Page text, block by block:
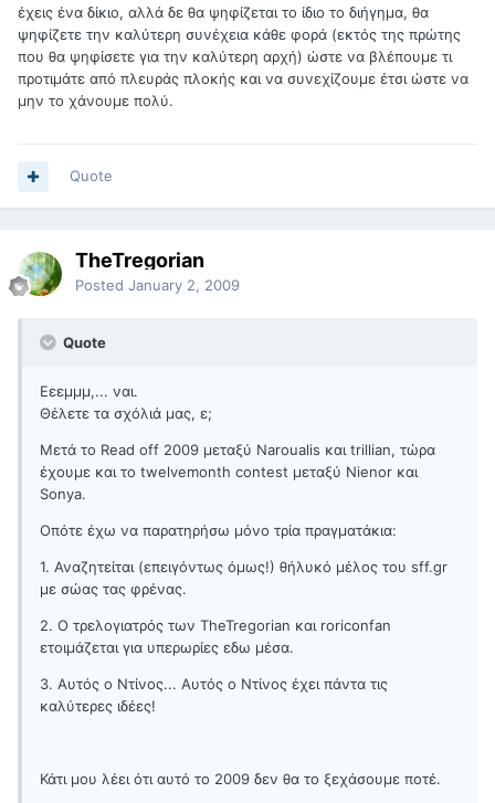
έχεις ένα δίκιο, αλλά δε θα ψηφίζεται το ίδιο το διήγημα, θα
ψηφίζετε την καλύτερη συνέχεια κάθε φορά (εκτός της πρώτης
που θα ψηφίσετε για την καλύτερη αρχή) ώστε να βλέπουμε τι
προτιμάτε από πλευράς πλοκής και να συνεχίζουμε έτσι ώστε να
μην το χάνουμε πολύ.
Quote
TheTregorian
Posted January 2, 2009
Quote
Εεεμμμ,... ναι.
Θέλετε τα σχόλιά μας, ε;
Μετά το Read off 2009 μεταξύ Naroualis και trillian, τώρα
έχουμε και το twelvemonth contest μεταξύ Nienor και
Sonya.
Οπότε έχω να παρατηρήσω μόνο τρία πραγματάκια:
1. Αναζητείται (επειγόντως όμως!) θήλυκό μέλος του sff.gr
με σώας τας φρένας.
2. Ο τρελογιατρός των TheTregorian και roriconfan
ετοιμάζεται για υπερωρίες εδω μέσα.
3. Αυτός ο Ντίνος... Αυτός ο Ντίνος έχει πάντα τις
καλύτερες ιδέες!
Κάτι μου λέει ότι αυτό το 2009 δεν θα το ξεχάσουμε ποτέ.